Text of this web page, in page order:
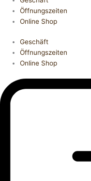
Öffnungszeiten
Online Shop
Geschäft
Öffnungszeiten
Online Shop